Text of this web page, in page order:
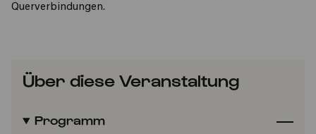
Querverbindungen.
Über diese Veranstaltung
Programm